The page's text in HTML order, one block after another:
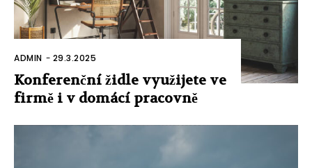
ADMIN - 29.3.2025
Konferenční židle využijete ve
firmě i v domácí pracovně